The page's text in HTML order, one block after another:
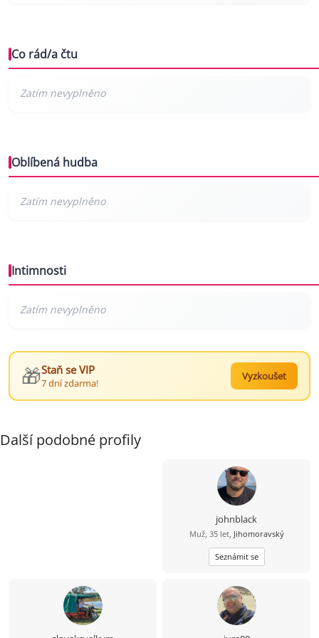
Co rád/a čtu
Oblíbená hudba
Intimnosti
🎁Staň se VIP
7 dní zdarma!
Vyzkoušet
Další podobné profily
johnblack
Muž, 35 let, Jihomoravský
Seznámit se